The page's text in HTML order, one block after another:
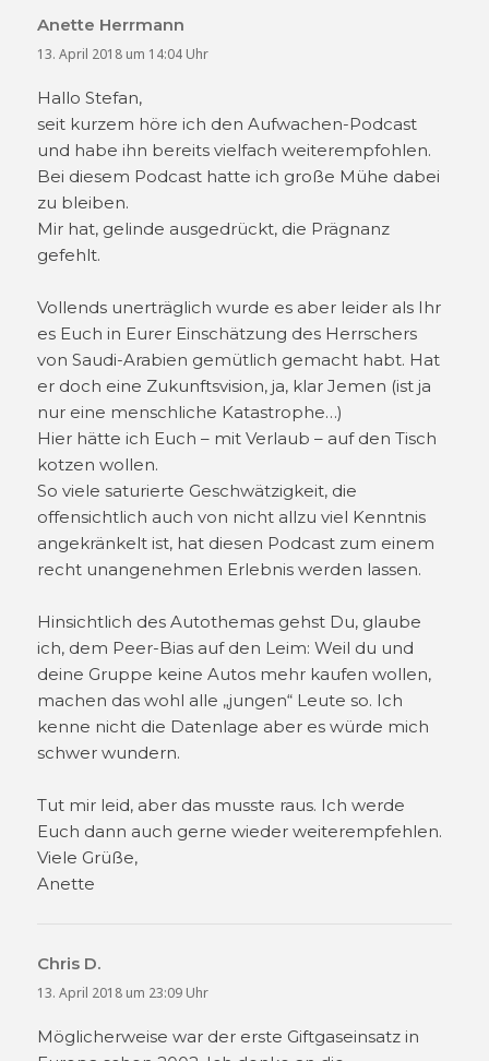
Anette Herrmann
13. April 2018 um 14:04 Uhr
Hallo Stefan,
seit kurzem höre ich den Aufwachen-Podcast
und habe ihn bereits vielfach weiterempfohlen.
Bei diesem Podcast hatte ich große Mühe dabei
zu bleiben.
Mir hat, gelinde ausgedrückt, die Prägnanz
gefehlt.
Vollends unerträglich wurde es aber leider als Ihr
es Euch in Eurer Einschätzung des Herrschers
von Saudi-Arabien gemütlich gemacht habt. Hat
er doch eine Zukunftsvision, ja, klar Jemen (ist ja
nur eine menschliche Katastrophe…)
Hier hätte ich Euch – mit Verlaub – auf den Tisch
kotzen wollen.
So viele saturierte Geschwätzigkeit, die
offensichtlich auch von nicht allzu viel Kenntnis
angekränkelt ist, hat diesen Podcast zum einem
recht unangenehmen Erlebnis werden lassen.
Hinsichtlich des Autothemas gehst Du, glaube
ich, dem Peer-Bias auf den Leim: Weil du und
deine Gruppe keine Autos mehr kaufen wollen,
machen das wohl alle „jungen“ Leute so. Ich
kenne nicht die Datenlage aber es würde mich
schwer wundern.
Tut mir leid, aber das musste raus. Ich werde
Euch dann auch gerne wieder weiterempfehlen.
Viele Grüße,
Anette
Chris D.
13. April 2018 um 23:09 Uhr
Möglicherweise war der erste Giftgaseinsatz in